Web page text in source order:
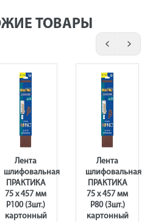
ТОВАРЫ
Лента
шлифовальная
ПРАКТИКА
75 х 457 мм
P100 (3шт.)
картонный
Лента
шлифовальная
ПРАКТИКА
75 х 457 мм
P80 (3шт.)
картонный